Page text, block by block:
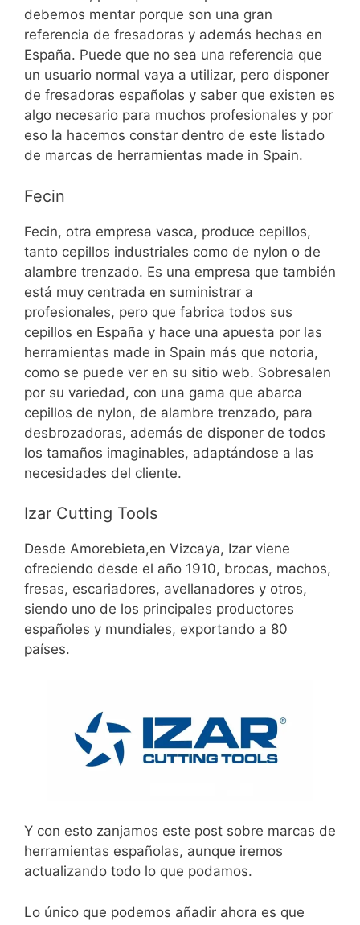
debemos mentar porque son una gran
referencia de fresadoras y además hechas en
España. Puede que no sea una referencia que
un usuario normal vaya a utilizar, pero disponer
de fresadoras españolas y saber que existen es
algo necesario para muchos profesionales y por
eso la hacemos constar dentro de este listado
de marcas de herramientas made in Spain.
Fecin
Fecin, otra empresa vasca, produce cepillos,
tanto cepillos industriales como de nylon o de
alambre trenzado. Es una empresa que también
está muy centrada en suministrar a
profesionales, pero que fabrica todos sus
cepillos en España y hace una apuesta por las
herramientas made in Spain más que notoria,
como se puede ver en su sitio web. Sobresalen
por su variedad, con una gama que abarca
cepillos de nylon, de alambre trenzado, para
desbrozadoras, además de disponer de todos
los tamaños imaginables, adaptándose a las
necesidades del cliente.
Izar Cutting Tools
Desde Amorebieta,en Vizcaya, Izar viene
ofreciendo desde el año 1910, brocas, machos,
fresas, escariadores, avellanadores y otros,
siendo uno de los principales productores
españoles y mundiales, exportando a 80
países.
Y con esto zanjamos este post sobre marcas de
herramientas españolas, aunque iremos
actualizando todo lo que podamos.
Lo único que podemos añadir ahora es que